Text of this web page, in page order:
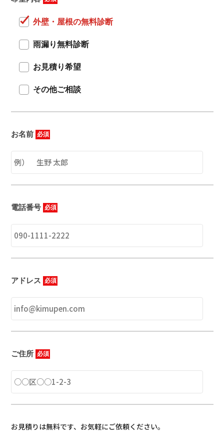
HOME
外壁・屋根塗装/付帯部塗装
屋根工事
外壁・屋根の無料診断
雨漏り無料診断
お見積り希望
その他ご相談
お名前 必須
電話番号 必須
アドレス 必須
ご住所 必須
お見積りは無料です、お気軽にご依頼ください。